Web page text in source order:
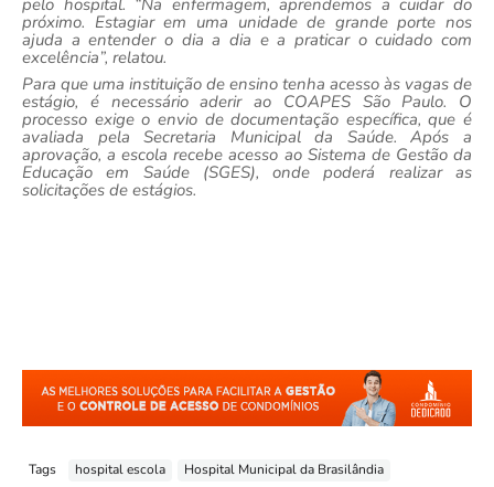
pelo hospital. “Na enfermagem, aprendemos a cuidar do
próximo. Estagiar em uma unidade de grande porte nos
ajuda a entender o dia a dia e a praticar o cuidado com
excelência”, relatou.
Para que uma instituição de ensino tenha acesso às vagas de
estágio, é necessário aderir ao COAPES São Paulo. O
processo exige o envio de documentação específica, que é
avaliada pela Secretaria Municipal da Saúde. Após a
aprovação, a escola recebe acesso ao Sistema de Gestão da
Educação em Saúde (SGES), onde poderá realizar as
solicitações de estágios.
Tags hospital escola
Hospital Municipal da Brasilândia